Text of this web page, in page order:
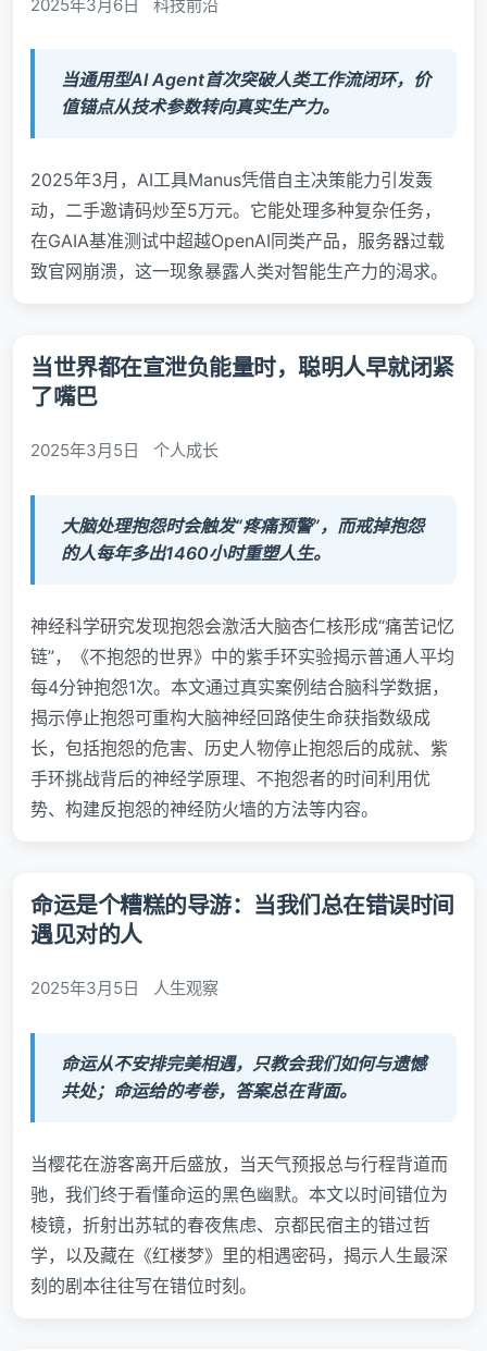
2025年3月6日 科技前沿
当通用型AI Agent首次突破人类工作流闭环，价
值锚点从技术参数转向真实生产力。
2025年3月，AI工具Manus凭借自主决策能力引发轰
动，二手邀请码炒至5万元。它能处理多种复杂任务，
在GAIA基准测试中超越OpenAI同类产品，服务器过载
致官网崩溃，这一现象暴露人类对智能生产力的渴求。
当世界都在宣泄负能量时，聪明人早就闭紧
了嘴巴
2025年3月5日 个人成长
大脑处理抱怨时会触发“疼痛预警”，而戒掉抱怨
的人每年多出1460小时重塑人生。
神经科学研究发现抱怨会激活大脑杏仁核形成“痛苦记忆
链”，《不抱怨的世界》中的紫手环实验揭示普通人平均
每4分钟抱怨1次。本文通过真实案例结合脑科学数据，
揭示停止抱怨可重构大脑神经回路使生命获指数级成
长，包括抱怨的危害、历史人物停止抱怨后的成就、紫
手环挑战背后的神经学原理、不抱怨者的时间利用优
势、构建反抱怨的神经防火墙的方法等内容。
命运是个糟糕的导游：当我们总在错误时间
遇见对的人
2025年3月5日 人生观察
命运从不安排完美相遇，只教会我们如何与遗憾
共处；命运给的考卷，答案总在背面。
当樱花在游客离开后盛放，当天气预报总与行程背道而
驰，我们终于看懂命运的黑色幽默。本文以时间错位为
棱镜，折射出苏轼的春夜焦虑、京都民宿主的错过哲
学，以及藏在《红楼梦》里的相遇密码，揭示人生最深
刻的剧本往往写在错位时刻。